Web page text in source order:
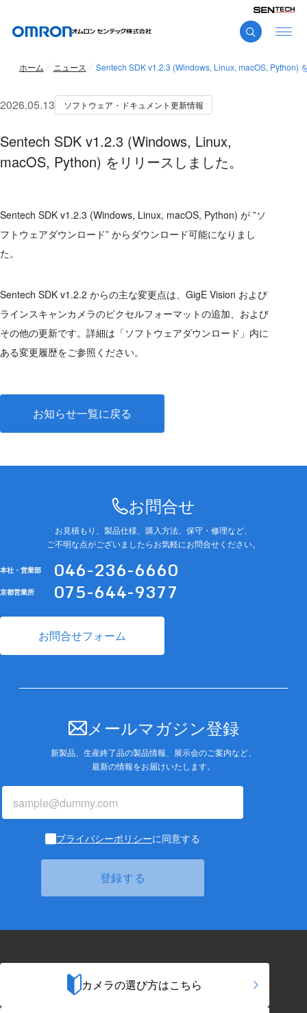
ホーム ニュース Sentech SDK v1.2.3 (Windows, Linux, macOS, Python)
2026.05.13 ソフトウェア・ドキュメント更新情報
Sentech SDK v1.2.3 (Windows, Linux,
macOS, Python) をリリースしました。
Sentech SDK v1.2.3 (Windows, Linux, macOS, Python) が ”ソ
フトウェアダウンロード” からダウンロード可能になりまし
た。
Sentech SDK v1.2.2 からの主な変更点は、GigE Vision および
ラインスキャンカメラのピクセルフォーマットの追加、および
その他の更新です。詳細は「ソフトウェアダウンロード」内に
ある変更履歴をご参照ください。
お知らせ一覧に戻る
お問合せ
お見積もり、製品仕様、購入方法、保守・修理など、
ご不明な点がございましたらお気軽にお問合せください。
本社・営業部 046-236-6660
京都営業所 075-644-9377
お問合せフォーム
メールマガジン登録
新製品、生産終了品の製品情報、展示会のご案内など、
最新の情報をお届けいたします。
プライバシーポリシーに同意する
カメラの選び方はこちら